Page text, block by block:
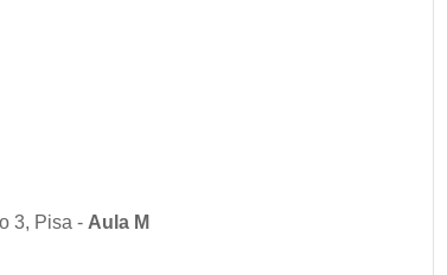
3, Pisa - Aula M